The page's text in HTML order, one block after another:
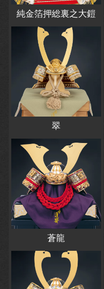
純金箔押総裏之大鎧
翠
蒼龍